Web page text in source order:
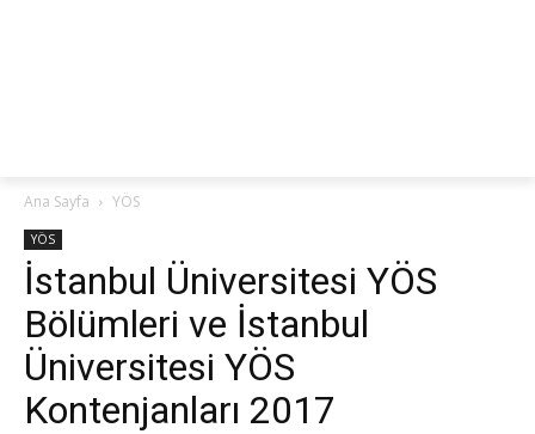
Ana Sayfa YÖS
YÖS
İstanbul Üniversitesi YÖS
Bölümleri ve İstanbul
Üniversitesi YÖS
Kontenjanları 2017